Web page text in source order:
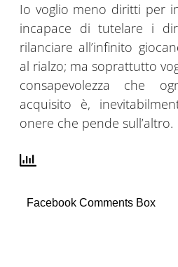
Io voglio meno diritti per
incapace di tutelare i
rilanciare all’infinito
al rialzo; ma soprattutto
consapevolezza che
acquisito è,
onere che pende sull’altro.
Facebook Comments Box